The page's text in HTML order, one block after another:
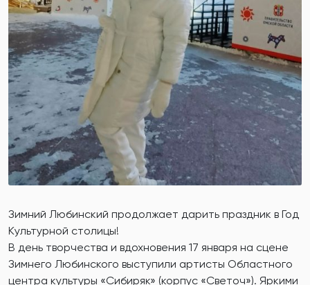
Зимний Любинский продолжает дарить праздник в Год
Культурной столицы!
В день творчества и вдохновения 17 января на сцене
Зимнего Любинского выступили артисты Областного
центра культуры «Сибиряк» (корпус «Светоч»). Яркими